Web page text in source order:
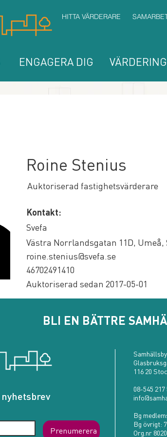
HITTA VÄRDERARE
VÄRDERING
ENGAGERA DIG
Roine Stenius
Auktoriserad fastighetsvärderare
Kontakt:
Svefa
Västra Norrlandsgatan 11D, Umeå,
roine.stenius@svefa.se
46702491410
Auktoriserad sedan 2017-05-01
BLI EN BÄTTRE
Prenumerera
116 20
08-545 217
Bg
Bg övrigt:
Org.nr